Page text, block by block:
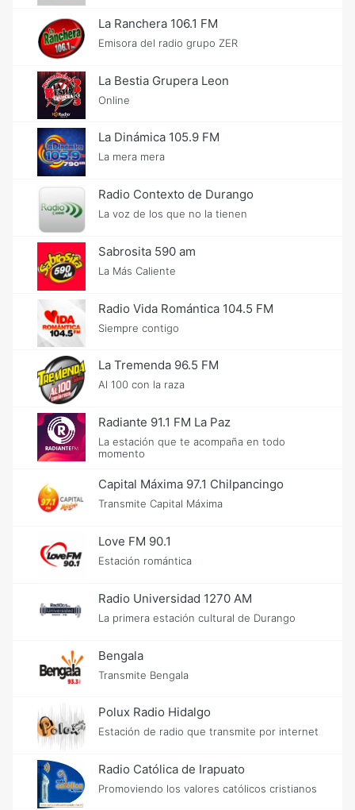
La Ranchera 106.1 FM
Emisora del radio grupo ZER
La Bestia Grupera Leon
Online
La Dinámica 105.9 FM
La mera mera
Radio Contexto de Durango
La voz de los que no la tienen
Sabrosita 590 am
La Más Caliente
Radio Vida Romántica 104.5 FM
Siempre contigo
La Tremenda 96.5 FM
Al 100 con la raza
Radiante 91.1 FM La Paz
La estación que te acompaña en todo
momento
Capital Máxima 97.1 Chilpancingo
Transmite Capital Máxima
Love FM 90.1
Estación romántica
Radio Universidad 1270 AM
La primera estación cultural de Durango
Bengala
Transmite Bengala
Polux Radio Hidalgo
Estación de radio que transmite por internet
Radio Católica de Irapuato
Promoviendo los valores católicos cristianos